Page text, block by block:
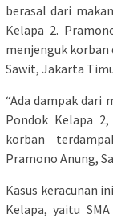
berasal dari
Kelapa 2.
menjenguk korban
Sawit, Jakarta
“Ada dampak dari
Pondok Kelapa
korban
Pramono Anung,
Kasus keracunan
Kelapa, yaitu